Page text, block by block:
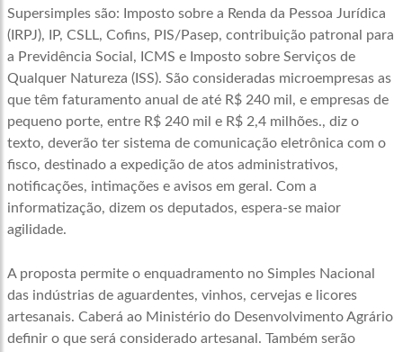
Supersimples são: Imposto sobre a Renda da Pessoa Jurídica
(IRPJ), IP, CSLL, Cofins, PIS/Pasep, contribuição patronal para
a Previdência Social, ICMS e Imposto sobre Serviços de
Qualquer Natureza (ISS). São consideradas microempresas as
que têm faturamento anual de até R$ 240 mil, e empresas de
pequeno porte, entre R$ 240 mil e R$ 2,4 milhões., diz o
texto, deverão ter sistema de comunicação eletrônica com o
fisco, destinado a expedição de atos administrativos,
notificações, intimações e avisos em geral. Com a
informatização, dizem os deputados, espera-se maior
agilidade.
A proposta permite o enquadramento no Simples Nacional
das indústrias de aguardentes, vinhos, cervejas e licores
artesanais. Caberá ao Ministério do Desenvolvimento Agrário
definir o que será considerado artesanal. Também serão